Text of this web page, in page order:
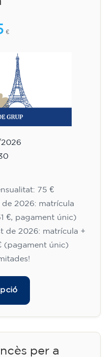
€
75 €
2026: matrícula
€, pagament únic)
de 2026: matrícula +
(pagament únic)
per a